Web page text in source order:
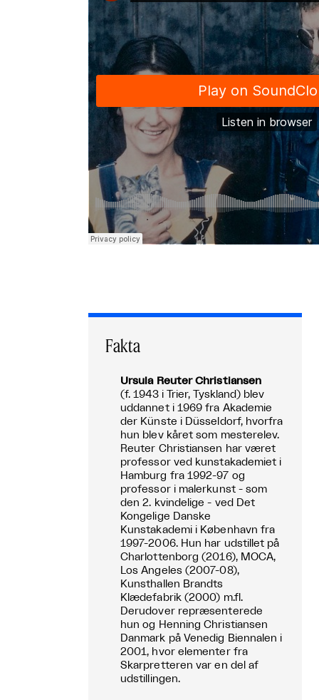
Fakta
Ursula Reuter Christiansen
(f. 1943 i Trier, Tyskland) blev
uddannet i 1969 fra Akademie
der Künste i Düsseldorf, hvorfra
hun blev kåret som mesterelev.
Reuter Christiansen har været
professor ved kunstakademiet i
Hamburg fra 1992-97 og
professor i malerkunst - som
den 2. kvindelige - ved Det
Kongelige Danske
Kunstakademi i København fra
1997-2006. Hun har udstillet på
Charlottenborg (2016), MOCA,
Los Angeles (2007-08),
Kunsthallen Brandts
Klædefabrik (2000) m.fl.
Derudover repræsenterede
hun og Henning Christiansen
Danmark på Venedig Biennalen i
2001, hvor elementer fra
Skarpretteren var en del af
udstillingen.